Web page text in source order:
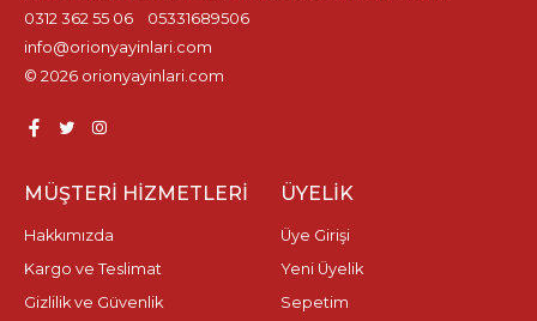
0312 362 55 06
05331689506
info@orionyayinlari.com
© 2026 orionyayinlari.com
MÜŞTERI HIZMETLERI
Hakkımızda
Kargo ve Teslimat
Gizlilik ve Güvenlik
ÜYELIK
Üye Girişi
Yeni Üyelik
Sepetim